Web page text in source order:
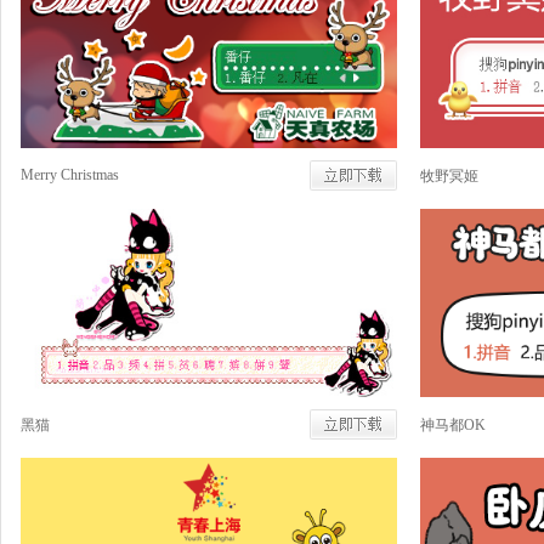
Merry Christmas 牧野冥姬
黑猫 神马都OK